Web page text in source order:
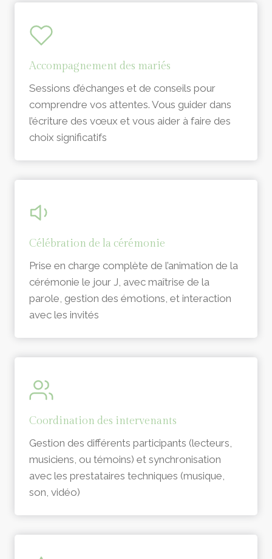
Accompagnement des mariés
Sessions d’échanges et de conseils pour
comprendre vos attentes. Vous guider dans
l’écriture des vœux et vous aider à faire des
choix significatifs
Célébration de la cérémonie
Prise en charge complète de l’animation de la
cérémonie le jour J, avec maîtrise de la
parole, gestion des émotions, et interaction
avec les invités
Coordination des intervenants
Gestion des différents participants (lecteurs,
musiciens, ou témoins) et synchronisation
avec les prestataires techniques (musique,
son, vidéo)